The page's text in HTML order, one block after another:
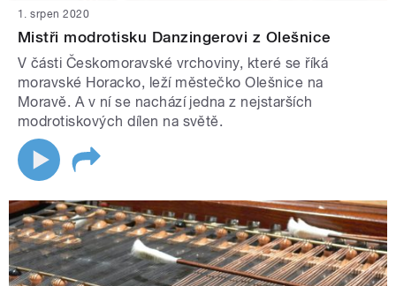
1. srpen 2020
Mistři modrotisku Danzingerovi z Olešnice
V části Českomoravské vrchoviny, které se říká
moravské Horacko, leží městečko Olešnice na
Moravě. A v ní se nachází jedna z nejstarších
modrotiskových dílen na světě.